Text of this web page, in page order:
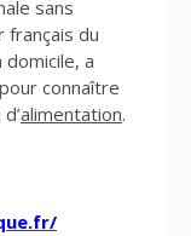
sans
français du
a
connaître
alimentation.